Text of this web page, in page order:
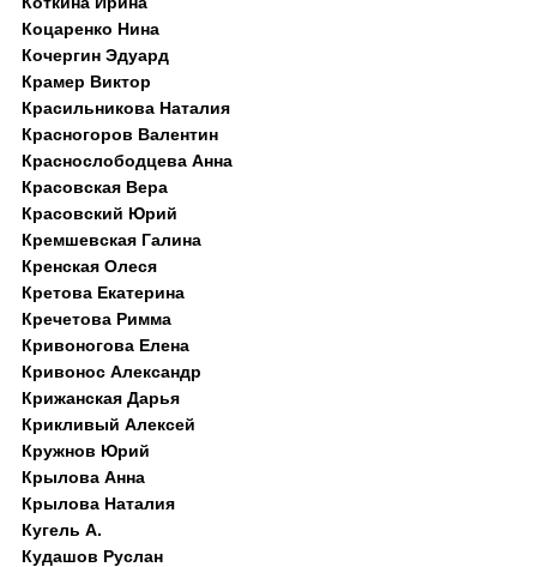
Коцаренко Нина
Кочергин Эдуард
Крамер Виктор
Красильникова Наталия
Красногоров Валентин
Краснослободцева Анна
Красовская Вера
Красовский Юрий
Кремшевская Галина
Кренская Олеся
Кретова Екатерина
Кречетова Римма
Кривоногова Елена
Кривонос Александр
Крижанская Дарья
Крикливый Алексей
Кружнов Юрий
Крылова Анна
Крылова Наталия
Кугель А.
Кудашов Руслан